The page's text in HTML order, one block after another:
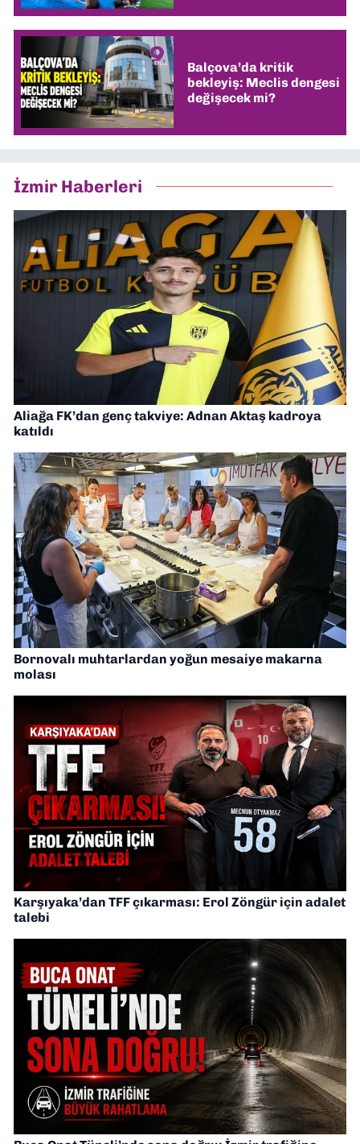
Balçova’da kritik
bekleyiş: Meclis dengesi
değişecek mi?
İzmir Haberleri
Aliağa FK’dan genç takviye: Adnan Aktaş kadroya
katıldı
Bornovalı muhtarlardan yoğun mesaiye makarna
molası
Karşıyaka’dan TFF çıkarması: Erol Zöngür için adalet
talebi